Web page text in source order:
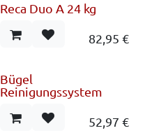
Sondertransport
Reca Duo A 24 kg
82,95 €
Bügel
Reinigungssystem
52,97 €